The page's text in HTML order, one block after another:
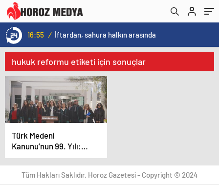
16:55 / İftardan, sahura halkın arasında
hukuk reformu etiketi için sonuçlar
Türk Medeni
Kanunu’nun 99. Yılı:
Hukuk Devrimi ve
Kadın Hakları
Tüm Hakları Saklıdır. Horoz Gazetesi - Copyright © 2024